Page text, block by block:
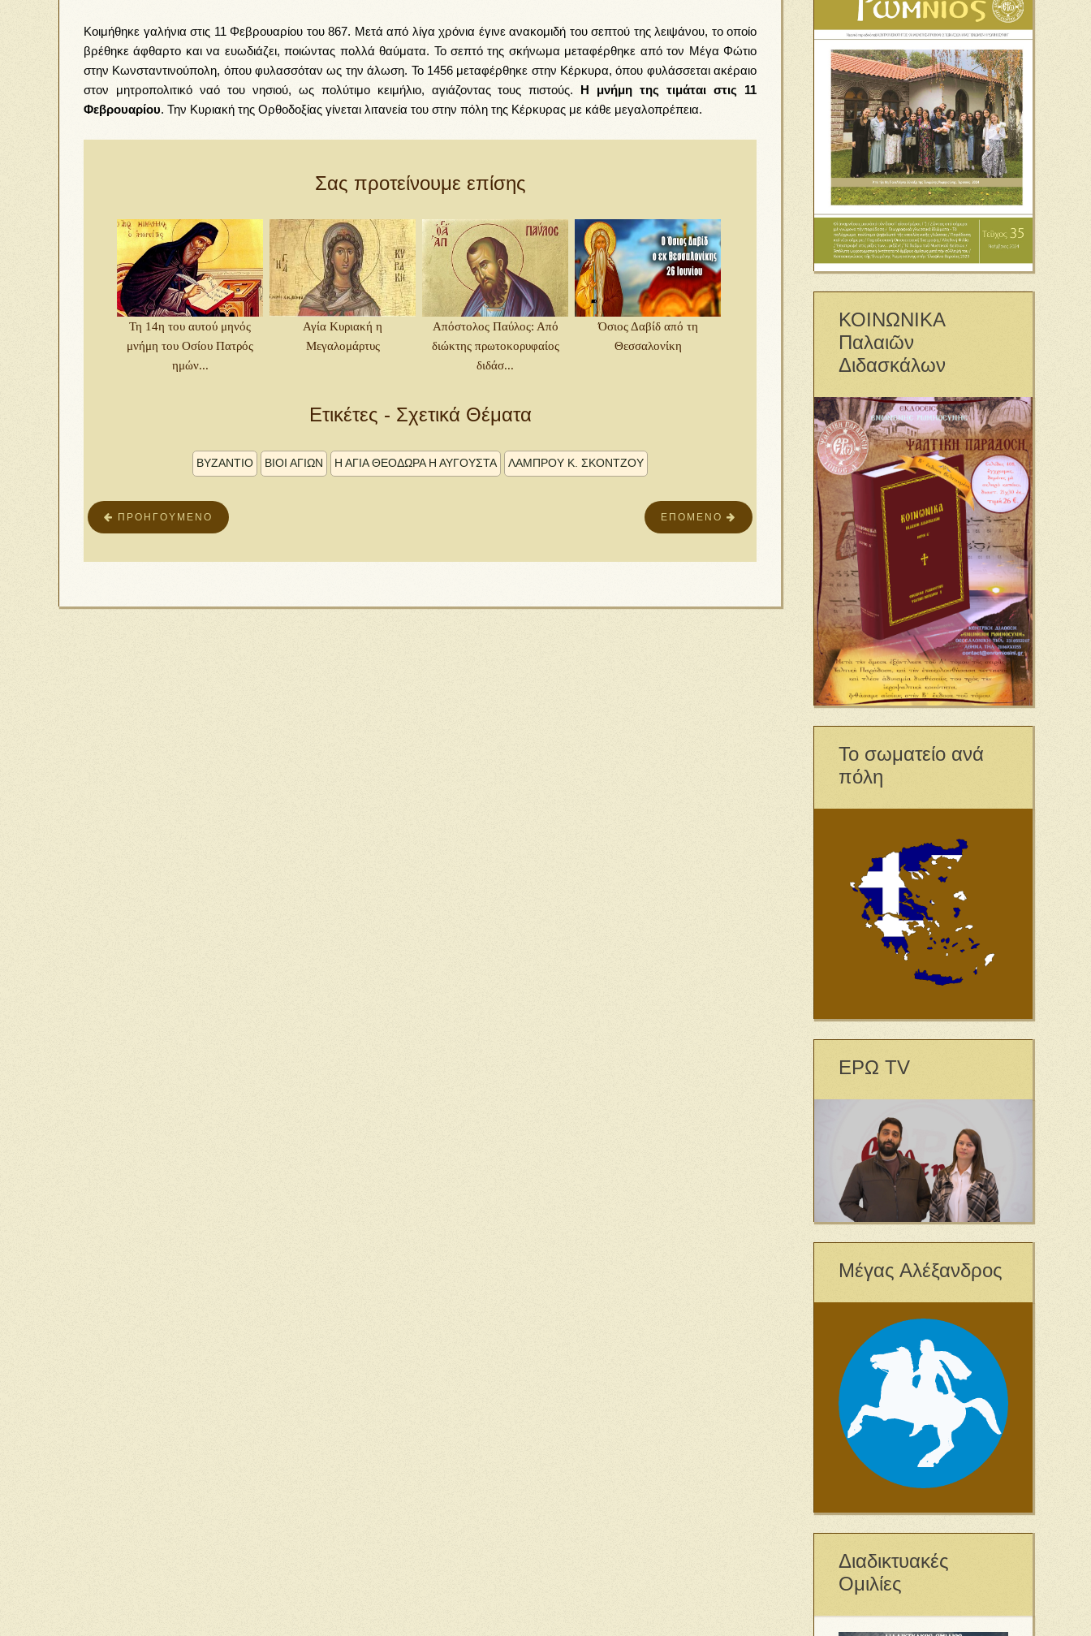
Κοιμήθηκε γαλήνια στις 11 Φεβρουαρίου του 867. Μετά από λίγα χρόνια έγινε ανακομιδή του σεπτού της λειψάνου, το οποίο
βρέθηκε άφθαρτο και να ευωδιάζει, ποιώντας πολλά θαύματα. Το σεπτό της σκήνωμα μεταφέρθηκε από τον Μέγα Φώτιο
στην Κωνσταντινούπολη, όπου φυλασσόταν ως την άλωση. Το 1456 μεταφέρθηκε στην Κέρκυρα, όπου φυλάσσεται ακέραιο
στον μητροπολιτικό ναό του νησιού, ως πολύτιμο κειμήλιο, αγιάζοντας τους πιστούς. Η μνήμη της τιμάται στις 11
Φεβρουαρίου. Την Κυριακή της Ορθοδοξίας γίνεται λιτανεία του στην πόλη της Κέρκυρας με κάθε μεγαλοπρέπεια.
Σας προτείνουμε επίσης
Τη 14η του αυτού μηνός
μνήμη του Οσίου Πατρός
ημών...
Αγία Κυριακή η
Μεγαλομάρτυς
Απόστολος Παύλος: Από
διώκτης πρωτοκορυφαίος
διδάσ...
Όσιος Δαβίδ από τη
Θεσσαλονίκη
Ετικέτες - Σχετικά Θέματα
BYZANTIO ΒΙΟΙ ΑΓΙΩΝ Η ΑΓΙΑ ΘΕΟΔΩΡΑ Η ΑΥΓΟΥΣΤΑ ΛΑΜΠΡΟΥ Κ. ΣΚΟΝΤΖΟΥ
ΕΠΌΜΕΝΟ
ΠΡΟΗΓΟΎΜΕΝΟ
ΚΟΙΝΩΝΙΚΑ
Παλαιῶν
Διδασκάλων
Το σωματείο ανά
πόλη
ΕΡΩ TV
Μέγας Αλέξανδρος
Διαδικτυακές
Ομιλίες